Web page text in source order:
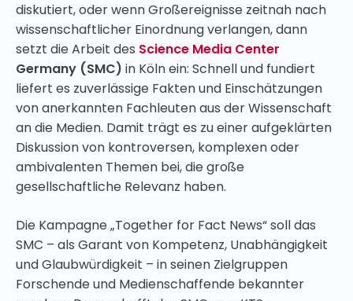
diskutiert, oder wenn Großereignisse zeitnah nach
wissenschaftlicher Einordnung verlangen, dann
setzt die Arbeit des Science Media Center
Germany (SMC) in Köln ein: Schnell und fundiert
liefert es zuverlässige Fakten und Einschätzungen
von anerkannten Fachleuten aus der Wissenschaft
an die Medien. Damit trägt es zu einer aufgeklärten
Diskussion von kontroversen, komplexen oder
ambivalenten Themen bei, die große
gesellschaftliche Relevanz haben.
Die Kampagne „Together for Fact News“ soll das
SMC – als Garant von Kompetenz, Unabhängigkeit
und Glaubwürdigkeit – in seinen Zielgruppen
Forschende und Medienschaffende bekannter